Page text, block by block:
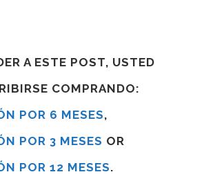
A ESTE POST, USTED
COMPRANDO:
POR 6 MESES,
POR 3 MESES OR
POR 12 MESES.